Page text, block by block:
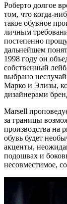
Роберто долгое
том, что когда-
такое обувное
личным
постепенно
дальнейшем
1998 году он
собственный
выбрано
Марко и Элизы,
дизайнерами
Marsell
за границы
производства на
обувь будет
акценты,
подошвах и
несовместимое,